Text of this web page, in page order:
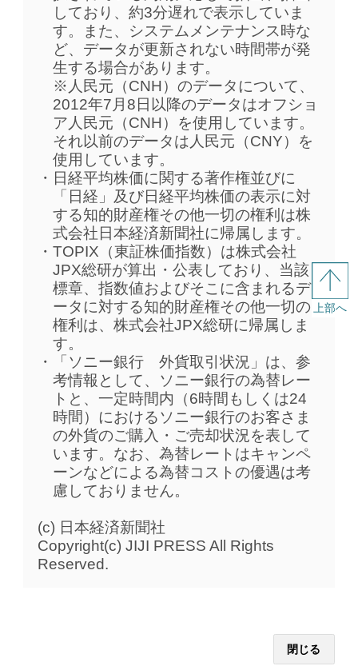
しており、約3分遅れで表示していま
す。また、システムメンテナンス時な
ど、データが更新されない時間帯が発
生する場合があります。
※人民元（CNH）のデータについて、
2012年7月8日以降のデータはオフショ
ア人民元（CNH）を使用しています。
それ以前のデータは人民元（CNY）を
使用しています。
日経平均株価に関する著作権並びに
「日経」及び日経平均株価の表示に対
する知的財産権その他一切の権利は株
式会社日本経済新聞社に帰属します。
TOPIX（東証株価指数）は株式会社
JPX総研が算出・公表しており、当該
標章、指数値およびそこに含まれるデ
ータに対する知的財産権その他一切の
権利は、株式会社JPX総研に帰属しま
す。
「ソニー銀行 外貨取引状況」は、参
考情報として、ソニー銀行の為替レー
トと、一定時間内（6時間もしくは24
時間）におけるソニー銀行のお客さま
の外貨のご購入・ご売却状況を表して
います。なお、為替レートはキャンペ
ーンなどによる為替コストの優遇は考
慮しておりません。
(c) 日本経済新聞社
Copyright(c) JIJI PRESS All Rights
Reserved.
閉じる
上部へ